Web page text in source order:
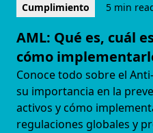
Cumplimiento 5 min
AML: Qué es, cuál
cómo
Conoce todo sobre el
su importancia en la
activos y cómo
regulaciones globales y